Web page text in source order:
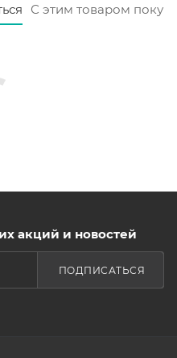
С этим товаром
акций и новостей
ПОДПИСАТЬСЯ